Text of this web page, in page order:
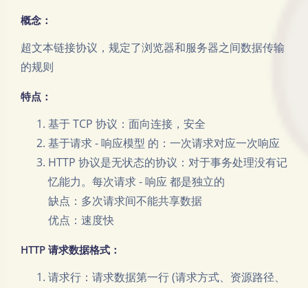
概念：
超文本链接协议，规定了浏览器和服务器之间数据传输
的规则
特点：
基于 TCP 协议：面向连接，安全
基于请求 - 响应模型 的：一次请求对应一次响应
HTTP 协议是无状态的协议：对于事务处理没有记
忆能力。每次请求 - 响应 都是独立的
缺点：多次请求间不能共享数据
优点：速度快
HTTP 请求数据格式：
请求行：请求数据第一行 (请求方式、资源路径、